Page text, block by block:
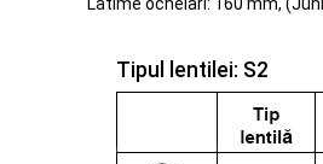
Latime ochelari: 160 mm,
Tipul lentilei: S2